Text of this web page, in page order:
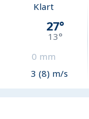
Klart
27°
13°
0 mm
3 (8) m/s